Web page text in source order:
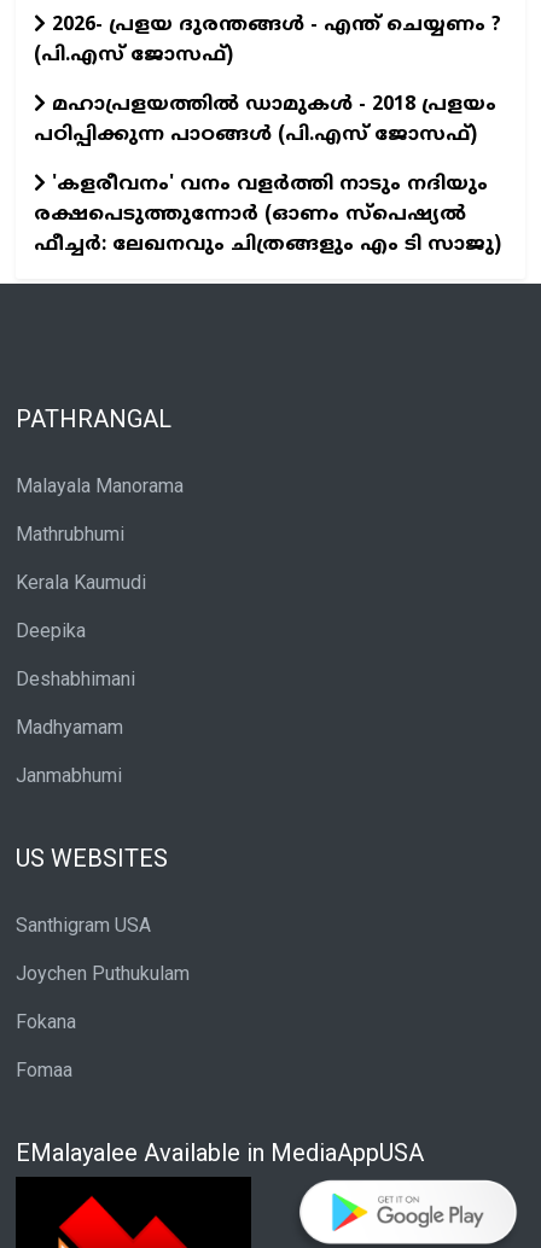
2026- പ്രളയ ദുരന്തങ്ങള്‍ - എന്ത് ചെയ്യണം ?
(പി.എസ് ജോസഫ്‌)
മഹാപ്രളയത്തില്‍ ഡാമുകള്‍ - 2018 പ്രളയം
പഠിപ്പിക്കുന്ന പാഠങ്ങള്‍ (പി.എസ് ജോസഫ്‌)
'കളരീവനം' വനം വളര്‍ത്തി നാടും നദിയും
രക്ഷപെടുത്തുന്നോര്‍ (ഓണം സ്പെഷ്യല്‍
ഫീച്ചര്‍: ലേഖനവും ചിത്രങ്ങളും എം ടി സാജു)
PATHRANGAL
Malayala Manorama
Mathrubhumi
Kerala Kaumudi
Deepika
Deshabhimani
Madhyamam
Janmabhumi
US WEBSITES
Santhigram USA
Joychen Puthukulam
Fokana
Fomaa
EMalayalee Available in MediaAppUSA